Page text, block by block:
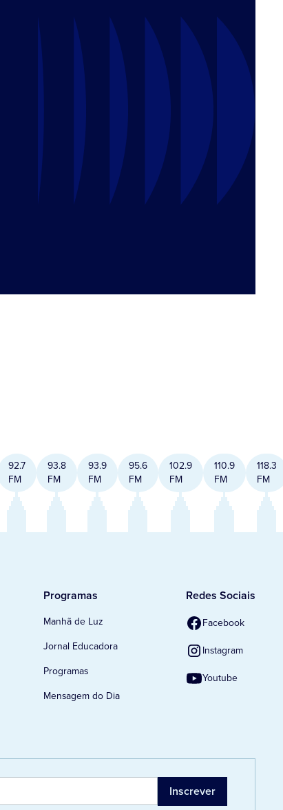
92.7
FM
93.8
FM
93.9
FM
95.6
FM
102.9
FM
110.9
FM
118.3
FM
Programas
Manhã de Luz
Jornal Educadora
Programas
Mensagem do Dia
Redes Sociais
Facebook
Instagram
Youtube